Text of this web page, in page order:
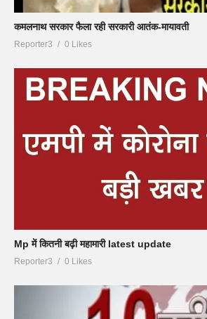
कमलनाथ सरकार फैला रही सरकारी आतंक-मायावती
Reporter3 0 Likes
Mp में कितनी बढ़ी महामारी latest update
Reporter3 0 Likes